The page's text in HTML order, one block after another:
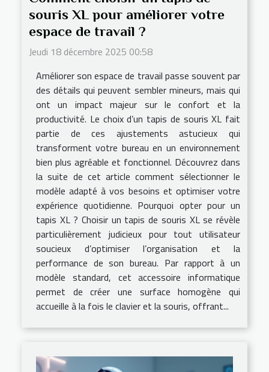
souris XL pour améliorer votre
espace de travail ?
Jeudi 18 décembre 2025 00:58
Améliorer son espace de travail passe souvent par
des détails qui peuvent sembler mineurs, mais qui
ont un impact majeur sur le confort et la
productivité. Le choix d’un tapis de souris XL fait
partie de ces ajustements astucieux qui
transforment votre bureau en un environnement
bien plus agréable et fonctionnel. Découvrez dans
la suite de cet article comment sélectionner le
modèle adapté à vos besoins et optimiser votre
expérience quotidienne. Pourquoi opter pour un
tapis XL ? Choisir un tapis de souris XL se révèle
particulièrement judicieux pour tout utilisateur
soucieux d’optimiser l’organisation et la
performance de son bureau. Par rapport à un
modèle standard, cet accessoire informatique
permet de créer une surface homogène qui
accueille à la fois le clavier et la souris, offrant...